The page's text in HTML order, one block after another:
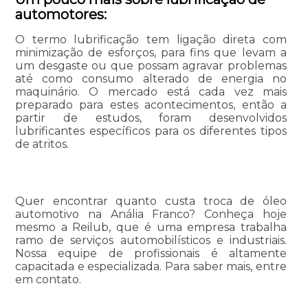
automotores:
O termo lubrificação tem ligação direta com
minimização de esforços, para fins que levam a
um desgaste ou que possam agravar problemas
até como consumo alterado de energia no
maquinário. O mercado está cada vez mais
preparado para estes acontecimentos, então a
partir de estudos, foram desenvolvidos
lubrificantes específicos para os diferentes tipos
de atritos.
Quer encontrar quanto custa troca de óleo
automotivo na Anália Franco? Conheça hoje
mesmo a Reilub, que é uma empresa trabalha
ramo de serviços automobilísticos e industriais.
Nossa equipe de profissionais é altamente
capacitada e especializada. Para saber mais, entre
em contato.